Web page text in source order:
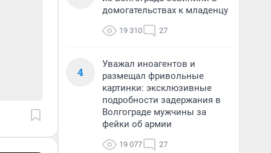
домогательствах к младенцу
19 310 27
4
Уважал иноагентов и
размещал фривольные
картинки: эксклюзивные
подробности задержания в
Волгограде мужчины за
фейки об армии
19 077 27